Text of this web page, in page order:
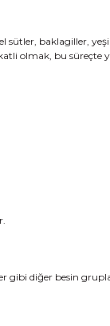
baklagiller,
olmak, bu süreçte
diğer besin